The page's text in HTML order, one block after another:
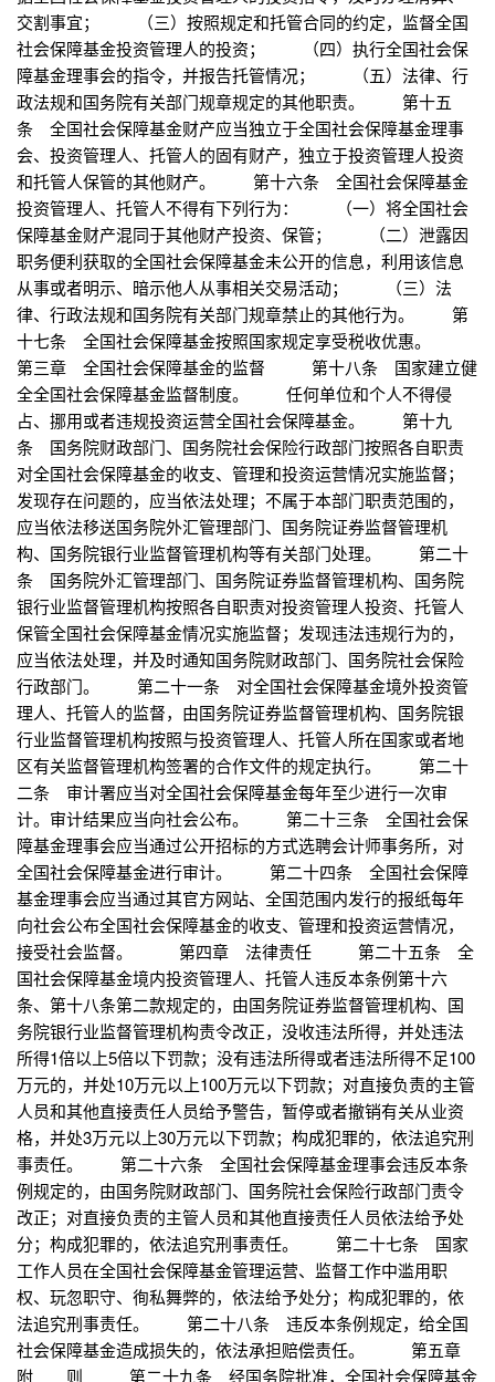
交割事宜； （三）按照规定和托管合同的约定，监督全国
社会保障基金投资管理人的投资； （四）执行全国社会保
障基金理事会的指令，并报告托管情况； （五）法律、行
政法规和国务院有关部门规章规定的其他职责。 第十五
条 全国社会保障基金财产应当独立于全国社会保障基金理事
会、投资管理人、托管人的固有财产，独立于投资管理人投资
和托管人保管的其他财产。 第十六条 全国社会保障基金
投资管理人、托管人不得有下列行为： （一）将全国社会
保障基金财产混同于其他财产投资、保管； （二）泄露因
职务便利获取的全国社会保障基金未公开的信息，利用该信息
从事或者明示、暗示他人从事相关交易活动； （三）法
律、行政法规和国务院有关部门规章禁止的其他行为。 第
十七条 全国社会保障基金按照国家规定享受税收优惠。
第三章 全国社会保障基金的监督 第十八条 国家建立健
全全国社会保障基金监督制度。 任何单位和个人不得侵
占、挪用或者违规投资运营全国社会保障基金。 第十九
条 国务院财政部门、国务院社会保险行政部门按照各自职责
对全国社会保障基金的收支、管理和投资运营情况实施监督；
发现存在问题的，应当依法处理；不属于本部门职责范围的，
应当依法移送国务院外汇管理部门、国务院证券监督管理机
构、国务院银行业监督管理机构等有关部门处理。 第二十
条 国务院外汇管理部门、国务院证券监督管理机构、国务院
银行业监督管理机构按照各自职责对投资管理人投资、托管人
保管全国社会保障基金情况实施监督；发现违法违规行为的，
应当依法处理，并及时通知国务院财政部门、国务院社会保险
行政部门。 第二十一条 对全国社会保障基金境外投资管
理人、托管人的监督，由国务院证券监督管理机构、国务院银
行业监督管理机构按照与投资管理人、托管人所在国家或者地
区有关监督管理机构签署的合作文件的规定执行。 第二十
二条 审计署应当对全国社会保障基金每年至少进行一次审
计。审计结果应当向社会公布。 第二十三条 全国社会保
障基金理事会应当通过公开招标的方式选聘会计师事务所，对
全国社会保障基金进行审计。 第二十四条 全国社会保障
基金理事会应当通过其官方网站、全国范围内发行的报纸每年
向社会公布全国社会保障基金的收支、管理和投资运营情况，
接受社会监督。 第四章 法律责任 第二十五条 全
国社会保障基金境内投资管理人、托管人违反本条例第十六
条、第十八条第二款规定的，由国务院证券监督管理机构、国
务院银行业监督管理机构责令改正，没收违法所得，并处违法
所得1倍以上5倍以下罚款；没有违法所得或者违法所得不足100
万元的，并处10万元以上100万元以下罚款；对直接负责的主管
人员和其他直接责任人员给予警告，暂停或者撤销有关从业资
格，并处3万元以上30万元以下罚款；构成犯罪的，依法追究刑
事责任。 第二十六条 全国社会保障基金理事会违反本条
例规定的，由国务院财政部门、国务院社会保险行政部门责令
改正；对直接负责的主管人员和其他直接责任人员依法给予处
分；构成犯罪的，依法追究刑事责任。 第二十七条 国家
工作人员在全国社会保障基金管理运营、监督工作中滥用职
权、玩忽职守、徇私舞弊的，依法给予处分；构成犯罪的，依
法追究刑事责任。 第二十八条 违反本条例规定，给全国
社会保障基金造成损失的，依法承担赔偿责任。 第五章
附 则 第二十九条 经国务院批准，全国社会保障基金